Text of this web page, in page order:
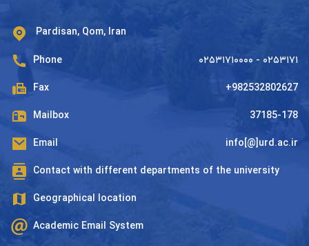
Pardisan, Qom, Iran
Phone ۰۲۵۳۱۷۱۰۰۰۰ - ۰۲۵۳۱۷۱
Fax +982532802627
Mailbox 37185-178
Email info[@]urd.ac.ir
Contact with different departments of the university
Geographical location
Academic Email System